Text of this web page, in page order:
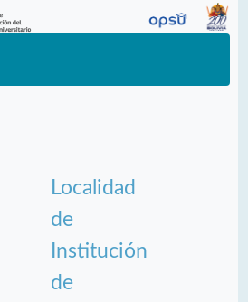
Localidad
de
Institución
de